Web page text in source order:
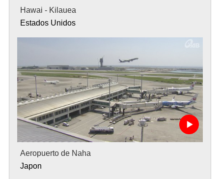
Hawai - Kilauea
Estados Unidos
Aeropuerto de Naha
Japon